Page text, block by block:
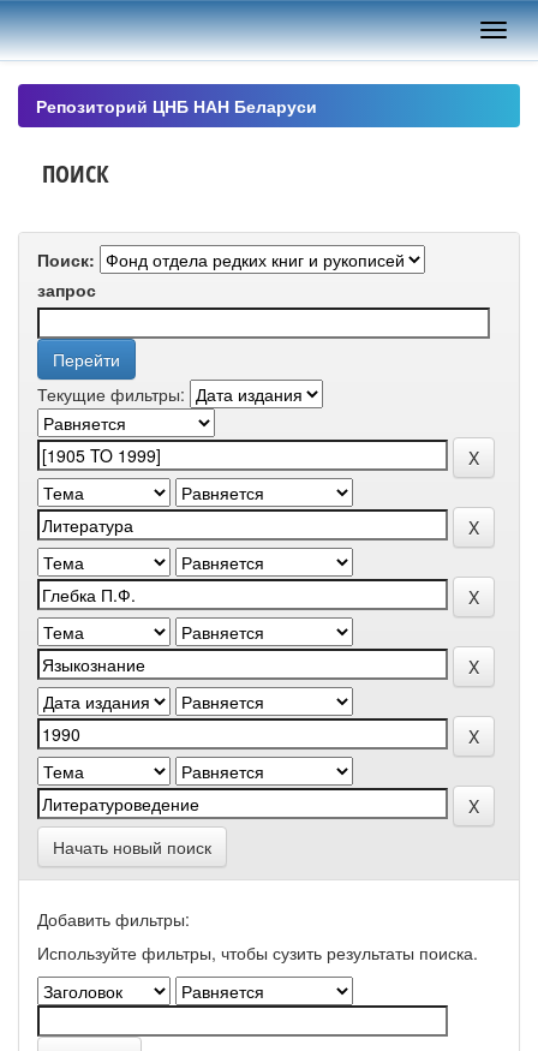
Skip
navigation
Репозиторий ЦНБ НАН Беларуси
ПОИСК
Поиск:
запрос
Текущие фильтры:
Начать новый поиск
Добавить фильтры:
Используйте фильтры, чтобы сузить результаты поиска.